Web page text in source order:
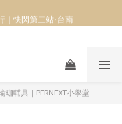
，好禮爸氣登場
珈輔具｜PERNEXT小學堂